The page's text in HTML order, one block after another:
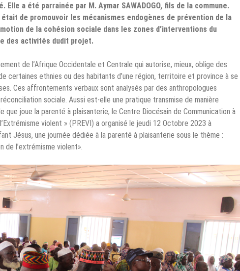
a été parrainée par M. Aymar SAWADOGO, fils de la commune.
de promouvoir les mécanismes endogènes de prévention de la
de la cohésion sociale dans les zones d’interventions du
des activités dudit projet.
de l’Afrique Occidentale et Centrale qui autorise, mieux, oblige des
certaines ethnies ou des habitants d’une région, territoire et province à se
Ces affrontements verbaux sont analysés par des anthropologues
sociale. Aussi est-elle une pratique transmise de manière
joue la parenté à plaisanterie, le Centre Diocésain de Communication à
violent » (PREVI) a organisé le jeudi 12 Octobre 2023 à
Jésus, une journée dédiée à la parenté à plaisanterie sous le thème :
l’extrémisme violent».